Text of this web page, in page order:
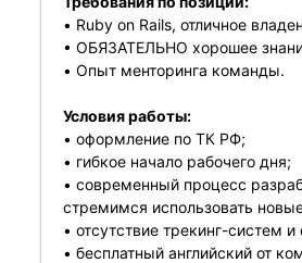
• Ruby on Rails, отличное
• ОБЯЗАТЕЛЬНО хорошее
• Опыт менторинга команды.
Условия работы:
• оформление по ТК РФ;
• гибкое начало рабочего дня;
• cовременный процесс
стремимся использовать
• отсутствие трекинг-систем
• бесплатный английский от